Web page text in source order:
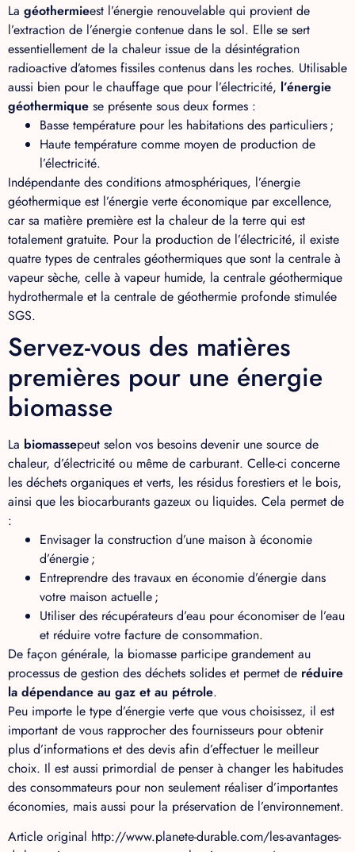
La géothermieest l’énergie renouvelable qui provient de
l’extraction de l’énergie contenue dans le sol. Elle se sert
essentiellement de la chaleur issue de la désintégration
radioactive d’atomes fissiles contenus dans les roches. Utilisable
aussi bien pour le chauffage que pour l’électricité, l’énergie
géothermique se présente sous deux formes :
Basse température pour les habitations des particuliers ;
Haute température comme moyen de production de
l’électricité.
Indépendante des conditions atmosphériques, l’énergie
géothermique est l’énergie verte économique par excellence,
car sa matière première est la chaleur de la terre qui est
totalement gratuite. Pour la production de l’électricité, il existe
quatre types de centrales géothermiques que sont la centrale à
vapeur sèche, celle à vapeur humide, la centrale géothermique
hydrothermale et la centrale de géothermie profonde stimulée
SGS.
Servez-vous des matières
premières pour une énergie
biomasse
La biomassepeut selon vos besoins devenir une source de
chaleur, d’électricité ou même de carburant. Celle-ci concerne
les déchets organiques et verts, les résidus forestiers et le bois,
ainsi que les biocarburants gazeux ou liquides. Cela permet de
:
Envisager la construction d’une maison à économie
d’énergie ;
Entreprendre des travaux en économie d’énergie dans
votre maison actuelle ;
Utiliser des récupérateurs d’eau pour économiser de l’eau
et réduire votre facture de consommation.
De façon générale, la biomasse participe grandement au
processus de gestion des déchets solides et permet de réduire
la dépendance au gaz et au pétrole.
Peu importe le type d’énergie verte que vous choisissez, il est
important de vous rapprocher des fournisseurs pour obtenir
plus d’informations et des devis afin d’effectuer le meilleur
choix. Il est aussi primordial de penser à changer les habitudes
des consommateurs pour non seulement réaliser d’importantes
économies, mais aussi pour la préservation de l’environnement.
Article original http://www.planete-durable.com/les-avantages-